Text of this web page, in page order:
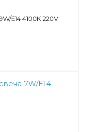
Е14 4100К 220V